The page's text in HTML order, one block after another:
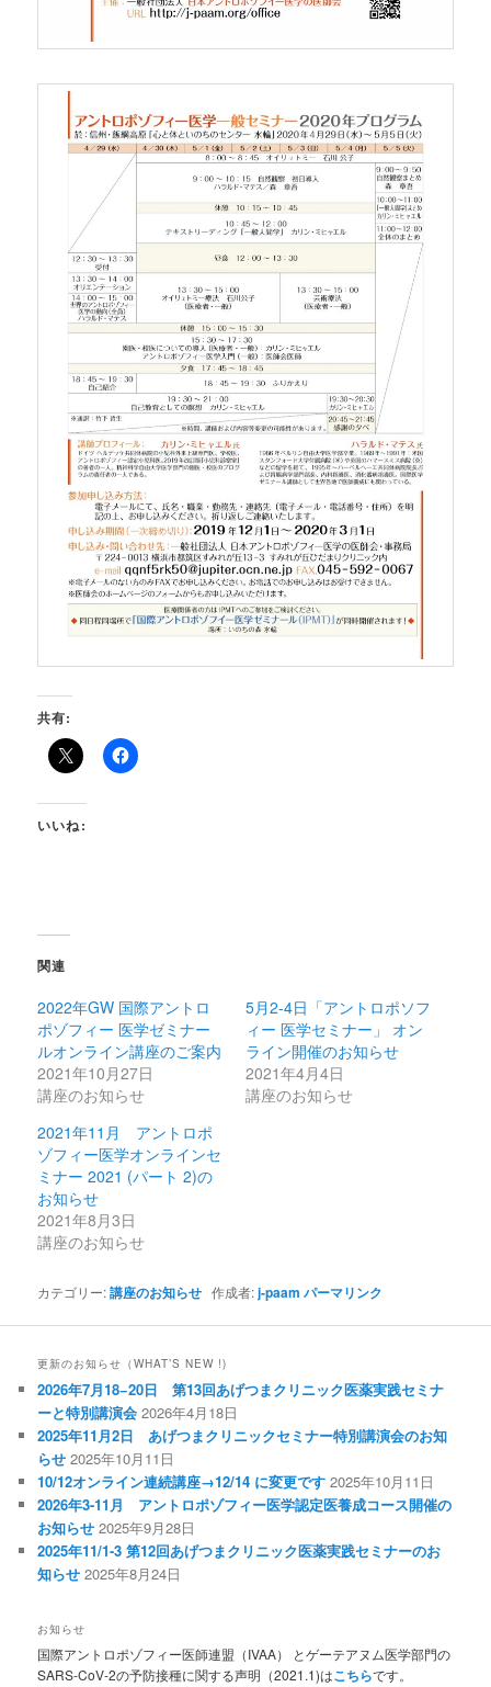
共有:
いいね:
関連
2022年GW 国際アントロ
ポゾフィー 医学ゼミナー
ルオンライン講座のご案内
2021年10月27日
講座のお知らせ
5月2-4日「アントロポソフ
ィー 医学セミナー」 オン
ライン開催のお知らせ
2021年4月4日
講座のお知らせ
2021年11月 アントロポ
ゾフィー医学オンラインセ
ミナー 2021 (パート 2)の
お知らせ
2021年8月3日
講座のお知らせ
カテゴリー:講座のお知らせ 作成者:j-paam パーマリンク
更新のお知らせ（WHAT’S NEW !)
2026年7月18−20日 第13回あげつまクリニック医薬実践セミナ
ーと特別講演会 2026年4月18日
2025年11月2日 あげつまクリニックセミナー特別講演会のお知
らせ 2025年10月11日
10/12オンライン連続講座→12/14 に変更です 2025年10月11日
2026年3-11月 アントロポゾフィー医学認定医養成コース開催の
お知らせ 2025年9月28日
2025年11/1-3 第12回あげつまクリニック医薬実践セミナーのお
知らせ 2025年8月24日
お知らせ
国際アントロポゾフィー医師連盟（IVAA） とゲーテアヌム医学部門の
SARS-CoV-2の予防接種に関する声明（2021.1)はこちらです。